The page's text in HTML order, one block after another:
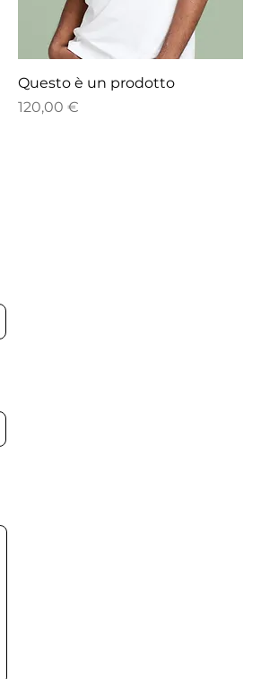
Questo è un prodotto
Prezzo
120,00 €